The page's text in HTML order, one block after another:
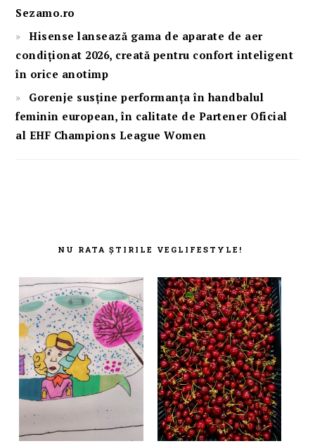
Sezamo.ro
Hisense lansează gama de aparate de aer
condiționat 2026, creată pentru confort inteligent
în orice anotimp
Gorenje susține performanța în handbalul
feminin european, în calitate de Partener Oficial
al EHF Champions League Women
NU RATA ȘTIRILE VEGLIFESTYLE!